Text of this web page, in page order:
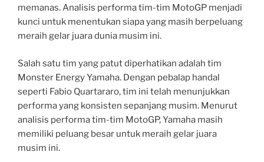
memanas. Analisis performa tim-tim MotoGP menjadi
kunci untuk menentukan siapa yang masih berpeluang
meraih gelar juara dunia musim ini.
Salah satu tim yang patut diperhatikan adalah tim
Monster Energy Yamaha. Dengan pebalap handal
seperti Fabio Quartararo, tim ini telah menunjukkan
performa yang konsisten sepanjang musim. Menurut
analisis performa tim-tim MotoGP, Yamaha masih
memiliki peluang besar untuk meraih gelar juara
musim ini.